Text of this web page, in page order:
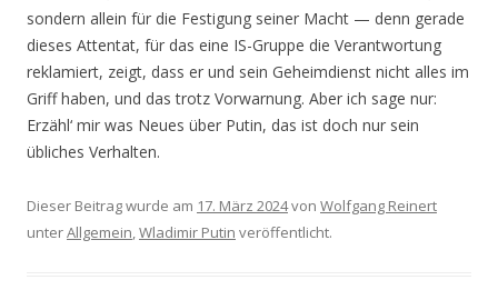
sondern allein für die Festigung seiner Macht — denn gerade
dieses Attentat, für das eine IS-Gruppe die Verantwortung
reklamiert, zeigt, dass er und sein Geheimdienst nicht alles im
Griff haben, und das trotz Vorwarnung. Aber ich sage nur:
Erzähl‘ mir was Neues über Putin, das ist doch nur sein
übliches Verhalten.
Dieser Beitrag wurde am 17. März 2024von Wolfgang Reinert
unterAllgemein,Wladimir Putin veröffentlicht.